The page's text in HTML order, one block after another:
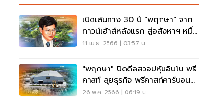
เปิดเส้นทาง 30 ปี "พฤกษา" จาก
ทาวน์เฮ้าส์หลังแรก สู่อสังหาฯ หมื่น
ล้าน
11 เม.ย. 2566 | 03:57 น.
"พฤกษา" ปิดดีลสวอปหุ้นอินโน พรี
คาสท์ ลุยธุรกิจ พรีคาสท์คาร์บอน
ต่ำ
26 พ.ค. 2566 | 06:19 น.